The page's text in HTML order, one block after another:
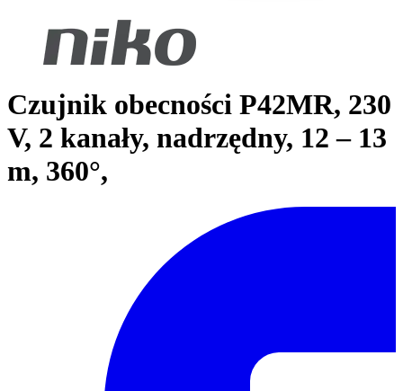
Czujnik obecności P42MR, 230
V, 2 kanały, nadrzędny, 12 – 13
m, 360°,